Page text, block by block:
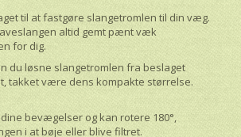
til at fastgøre slangetromlen til din væg.
altid gemt pænt væk
for dig.
du løsne slangetromlen fra beslaget
takket være dens kompakte størrelse.
bevægelser og kan rotere 180°,
i at bøje eller blive filtret.